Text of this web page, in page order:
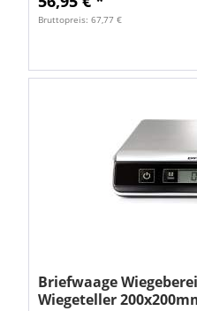
Bruttopreis: 67,77 €
Briefwaage
Wiegeteller